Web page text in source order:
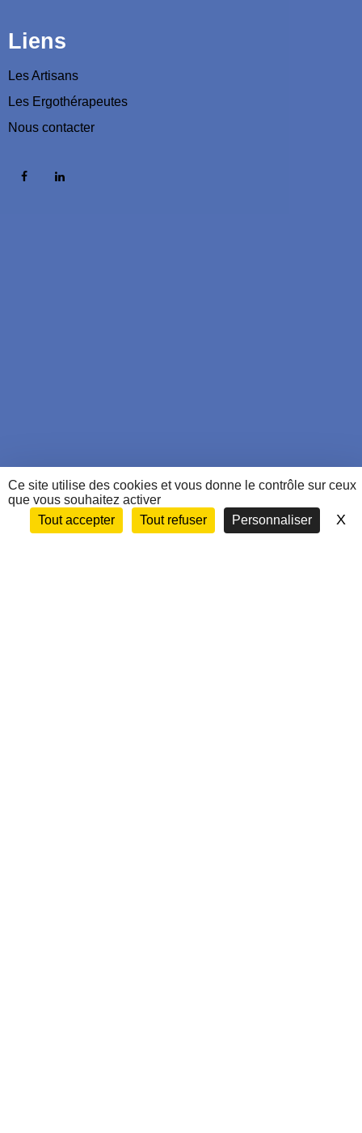
Ce site utilise des cookies et vous donne le contrôle sur ceux
que vous souhaitez activer
Tout accepter
Tout refuser Personnaliser X
Liens
Les Artisans
Les Ergothérapeutes
Nous contacter